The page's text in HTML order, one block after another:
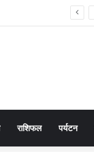
राशिफल पर्यटन